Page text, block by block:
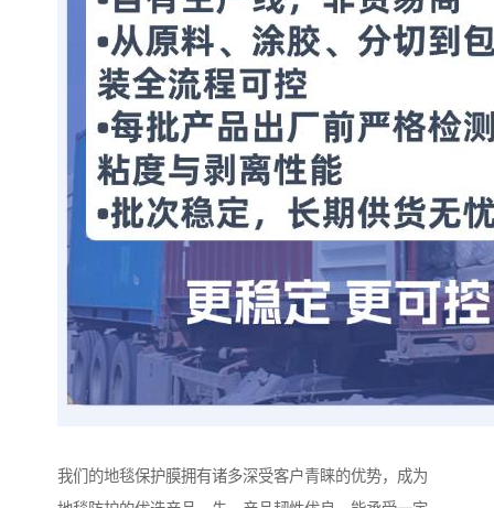
我们的地毯保护膜拥有诸多深受客户青睐的优势，成为